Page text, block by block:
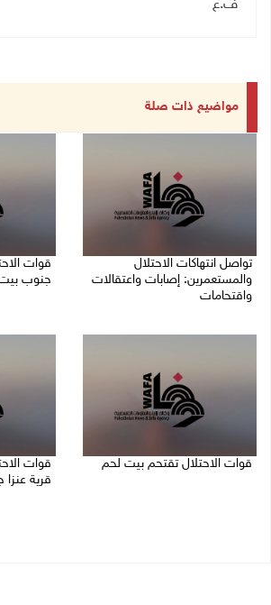
ف.ع
مواضيع ذات صلة
تواصل انتهاكات الاحتلال
والمستعمرين: إصابات واعتقالات
واقتحامات
قوات
جنوب
قوات الاحتلال تقتحم بيت لحم
قوات
قرية